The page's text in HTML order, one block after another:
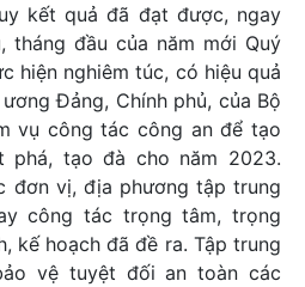
kết quả đã đạt được, ngay
tháng đầu của năm mới Quý
hiện nghiêm túc, có hiệu quả
Đảng, Chính phủ, của Bộ
vụ công tác công an để tạo
phá, tạo đà cho năm 2023.
đơn vị, địa phương tập trung
công tác trọng tâm, trọng
kế hoạch đã đề ra. Tập trung
vệ tuyệt đối an toàn các